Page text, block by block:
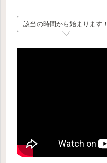
該当の時間から始まります！